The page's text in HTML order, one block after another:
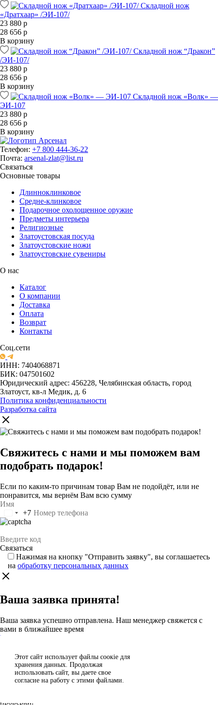
Складной нож
«Дратхаар» /ЭИ-107/
23 880 р
28 656 р
В корзину
Складной нож “Дракон”
/ЭИ-107/
23 880 р
28 656 р
В корзину
Складной нож «Волк» —
ЭИ-107
23 880 р
28 656 р
В корзину
Телефон: +7 800 444-36-22
Почта: arsenal-zlat@list.ru
Связаться
Основные товары
Длинноклинковое
Средне-клинковое
Подарочное охолощенное оружие
Предметы интерьера
Религиозные
Златоустовская посуда
Златоустовские ножи
Златоустовские сувениры
О нас
Каталог
О компании
Доставка
Оплата
Возврат
Контакты
Соц.сети
ИНН: 7404068871
БИК: 047501602
Юридический адрес: 456228, Челябинская область, город
Златоуст, кв-л Медик, д. 6
Политика конфиденциальности
Разработка сайта
Свяжитесь с нами и мы поможем вам
подобрать подарок!
Если по каким-то причинам товар Вам не подойдёт, или не
понравится, мы вернём Вам всю сумму
Россия
+7
+7
Нажимая на кнопку "Отправить заявку", вы соглашаетесь
на обработку персональных данных
Ваша заявка принята!
Ваша заявка успешно отправлена. Наш менеджер свяжется с
вами в ближайшее время
Каталог
Спасибо за отзыв!
проверки.
Этот сайт использует файлы сoокіе для
хранения данных. Продолжая
использовать сайт, вы даете свое
согласие на работу с этими файлами.